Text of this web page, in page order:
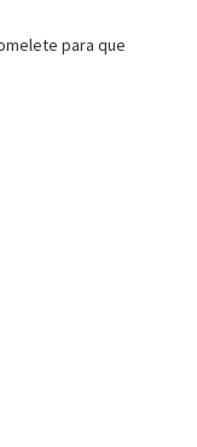
para que